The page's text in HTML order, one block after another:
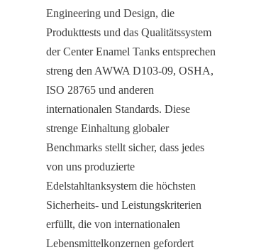
Engineering und Design, die
Produkttests und das Qualitätssystem
der Center Enamel Tanks entsprechen
streng den AWWA D103-09, OSHA,
ISO 28765 und anderen
internationalen Standards. Diese
strenge Einhaltung globaler
Benchmarks stellt sicher, dass jedes
von uns produzierte
Edelstahltanksystem die höchsten
Sicherheits- und Leistungskriterien
erfüllt, die von internationalen
Lebensmittelkonzernen gefordert